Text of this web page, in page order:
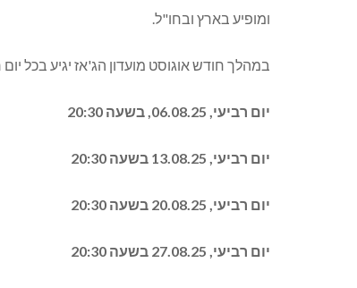
ומופיע בארץ ובחו"ל.
במהלך חודש אוגוסט מועדון הג'אז יגיע בכל יום
יום רביעי, 06.08.25, בשעה 20:30
יום רביעי, 13.08.25 בשעה 20:30
יום רביעי, 20.08.25 בשעה 20:30
יום רביעי, 27.08.25 בשעה 20:30